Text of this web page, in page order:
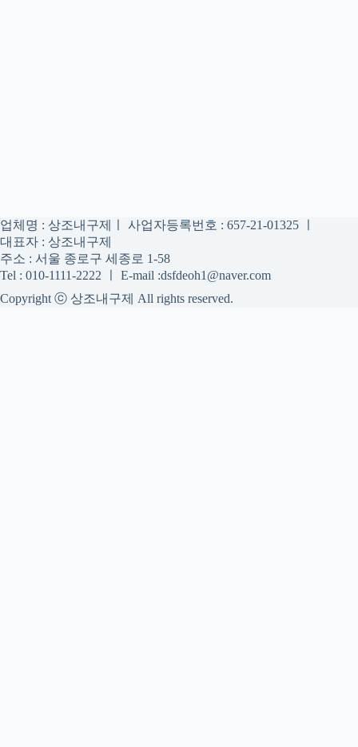
업체명 : 상조내구제ㅣ 사업자등록번호 : 657-21-01325 ㅣ
대표자 : 상조내구제
주소 : 서울 종로구 세종로 1-58
Tel : 010-1111-2222 ㅣ E-mail :dsfdeoh1@naver.com
Copyright ⓒ 상조내구제 All rights reserved.